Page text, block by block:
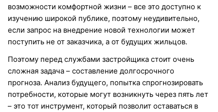
возможности комфортной жизни – все это доступно к
изучению широкой публике, поэтому неудивительно,
если запрос на внедрение новой технологии может
поступить не от заказчика, а от будущих жильцов.
Поэтому перед службами застройщика стоит очень
сложная задача – составление долгосрочного
прогноза. Анализ будущего, попытка спрогнозировать
потребности, которые могут возникнуть через пять лет
– это тот инструмент, который позволит оставаться в